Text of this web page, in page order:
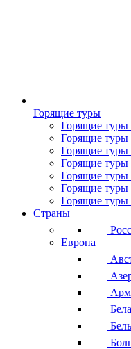
Горящие туры
Горящие
Горящие туры
Горящие туры
Горящие туры
Горящие туры
Горящие
Горящие туры
Страны
Европа